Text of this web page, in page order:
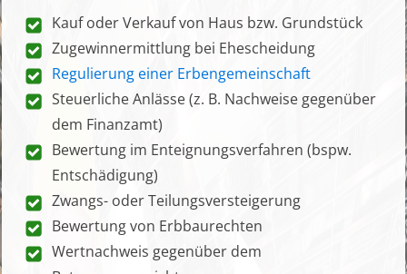
Kauf oder Verkauf von Haus bzw. Grundstück
Zugewinnermittlung bei Ehescheidung
Regulierung einer Erbengemeinschaft
Steuerliche Anlässe (z. B. Nachweise gegenüber
dem Finanzamt)
Bewertung im Enteignungsverfahren (bspw.
Entschädigung)
Zwangs- oder Teilungsversteigerung
Bewertung von Erbbaurechten
Wertnachweis gegenüber dem